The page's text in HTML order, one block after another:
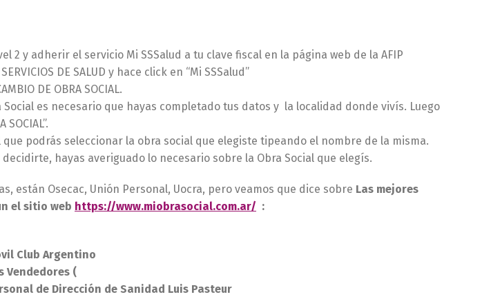
2 y adherir el servicio Mi SSSalud a tu clave fiscal en la página web de la AFIP
DE SALUD y hace click en “Mi SSSalud”
DE OBRA SOCIAL.
es necesario que hayas completado tus datos y la localidad donde vivís. Luego
SOCIAL”.
podrás seleccionar la obra social que elegiste tipeando el nombre de la misma.
hayas averiguado lo necesario sobre la Obra Social que elegís.
están Osecac, Unión Personal, Uocra, pero veamos que dice sobre Las mejores
el sitio web https://www.miobrasocial.com.ar/ :
Club Argentino
Vendedores (
de Dirección de Sanidad Luis Pasteur